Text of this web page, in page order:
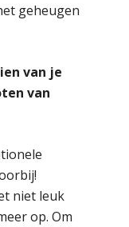
geheugen
van je
van
niet leuk
op. Om